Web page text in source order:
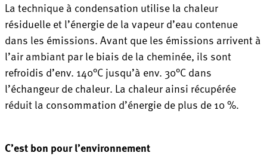
La technique à condensation utilise la chaleur
résiduelle et l’énergie de la vapeur d’eau contenue
dans les émissions. Avant que les émissions arrivent à
l’air ambiant par le biais de la cheminée, ils sont
refroidis d’env. 140°C jusqu’à env. 30°C dans
l’échangeur de chaleur. La chaleur ainsi récupérée
réduit la consommation d’énergie de plus de 10 %.
C’est bon pour l’environnement